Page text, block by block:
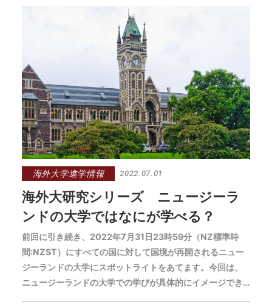
に検討できる時期が来ているのではないでしょうか？
海外大学進学情報 2022.07.01
海外大研究シリーズ ニュージーラ
ンドの大学ではなにが学べる？
前回に引き続き、2022年7月31日23時59分（NZ標準時
間:NZST）にすべての国に対して国境が再開されるニュー
ジーランドの大学にスポットライトをあてます。今回は、
ニュージーランドの大学での学びが具体的にイメージでき